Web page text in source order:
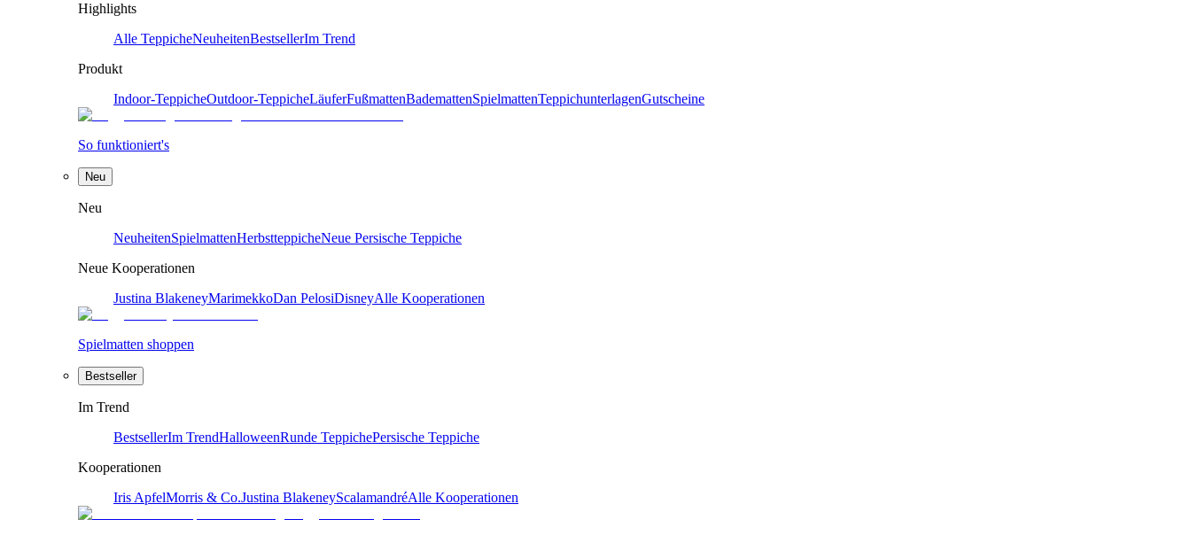
Highlights
Alle TeppicheNeuheitenBestsellerIm Trend
Produkt
Indoor-TeppicheOutdoor-TeppicheLäuferFußmattenBademattenSpielmattenTeppichunterlagenGutscheine
So funktioniert's
Neu
Neu
NeuheitenSpielmattenHerbstteppicheNeue Persische Teppiche
Neue Kooperationen
Justina BlakeneyMarimekkoDan PelosiDisneyAlle Kooperationen
Spielmatten shoppen
Bestseller
Im Trend
BestsellerIm TrendHalloweenRunde TeppichePersische Teppiche
Kooperationen
Iris ApfelMorris & Co.Justina BlakeneyScalamandréAlle Kooperationen